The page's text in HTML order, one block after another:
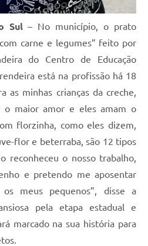
Sul– No município, o prato
carne e legumes” feito por
do Centro de Educação
está na profissão há 18
as minhas crianças da creche,
o maior amor e eles amam o
florzinha, como eles dizem,
flor e beterraba, são 12 tipos
reconheceu o nosso trabalho,
e pretendo me aposentar
meus pequenos”, disse a
pela etapa estadual e
marcado na sua história para